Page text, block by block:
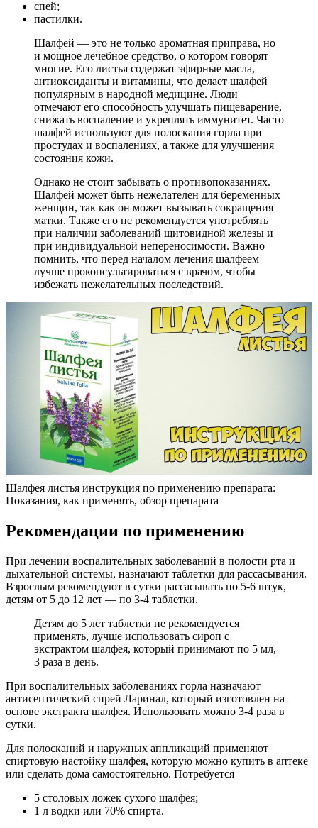
спей;
пастилки.
Шалфей — это не только ароматная приправа, но
и мощное лечебное средство, о котором говорят
многие. Его листья содержат эфирные масла,
антиоксиданты и витамины, что делает шалфей
популярным в народной медицине. Люди
отмечают его способность улучшать пищеварение,
снижать воспаление и укреплять иммунитет. Часто
шалфей используют для полоскания горла при
простудах и воспалениях, а также для улучшения
состояния кожи.
Однако не стоит забывать о противопоказаниях.
Шалфей может быть нежелателен для беременных
женщин, так как он может вызывать сокращения
матки. Также его не рекомендуется употреблять
при наличии заболеваний щитовидной железы и
при индивидуальной непереносимости. Важно
помнить, что перед началом лечения шалфеем
лучше проконсультироваться с врачом, чтобы
избежать нежелательных последствий.
Шалфея листья инструкция по применению препарата:
Показания, как применять, обзор препарата
Рекомендации по применению
При лечении воспалительных заболеваний в полости рта и
дыхательной системы, назначают таблетки для рассасывания.
Взрослым рекомендуют в сутки рассасывать по 5-6 штук,
детям от 5 до 12 лет — по 3-4 таблетки.
Детям до 5 лет таблетки не рекомендуется
применять, лучше использовать сироп с
экстрактом шалфея, который принимают по 5 мл,
3 раза в день.
При воспалительных заболеваниях горла назначают
антисептический спрей Ларинал, который изготовлен на
основе экстракта шалфея. Использовать можно 3-4 раза в
сутки.
Для полосканий и наружных аппликаций применяют
спиртовую настойку шалфея, которую можно купить в аптеке
или сделать дома самостоятельно. Потребуется
5 столовых ложек сухого шалфея;
1 л водки или 70% спирта.